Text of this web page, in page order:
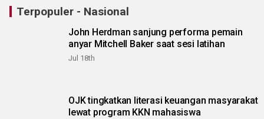
Terpopuler - Nasional
John Herdman sanjung performa pemain
anyar Mitchell Baker saat sesi latihan
Jul 18th
OJK tingkatkan literasi keuangan masyarakat
lewat program KKN mahasiswa